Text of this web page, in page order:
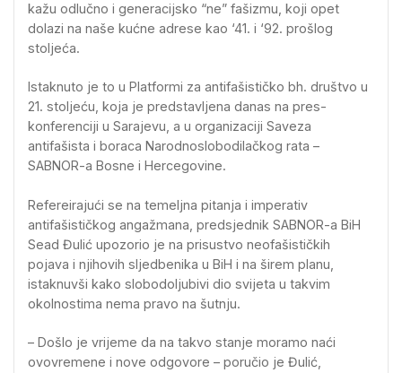
kažu odlučno i generacijsko “ne” fašizmu, koji opet
dolazi na naše kućne adrese kao ‘41. i ‘92. prošlog
stoljeća.
Istaknuto je to u Platformi za antifašističko bh. društvo u
21. stoljeću, koja je predstavljena danas na pres-
konferenciji u Sarajevu, a u organizaciji Saveza
antifašista i boraca Narodnoslobodilačkog rata –
SABNOR-a Bosne i Hercegovine.
Refereirajući se na temeljna pitanja i imperativ
antifašističkog angažmana, predsjednik SABNOR-a BiH
Sead Đulić upozorio je na prisustvo neofašističkih
pojava i njihovih sljedbenika u BiH i na širem planu,
istaknuvši kako slobodoljubivi dio svijeta u takvim
okolnostima nema pravo na šutnju.
– Došlo je vrijeme da na takvo stanje moramo naći
ovovremene i nove odgovore – poručio je Đulić,